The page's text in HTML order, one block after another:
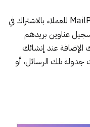
إذ تسمح إضافة MailPoet Email Marketing للعملاء بالاشتراك في
عناوين بريدهم
الإضافة عند إنشائك
جدولة تلك الرسائل، أو